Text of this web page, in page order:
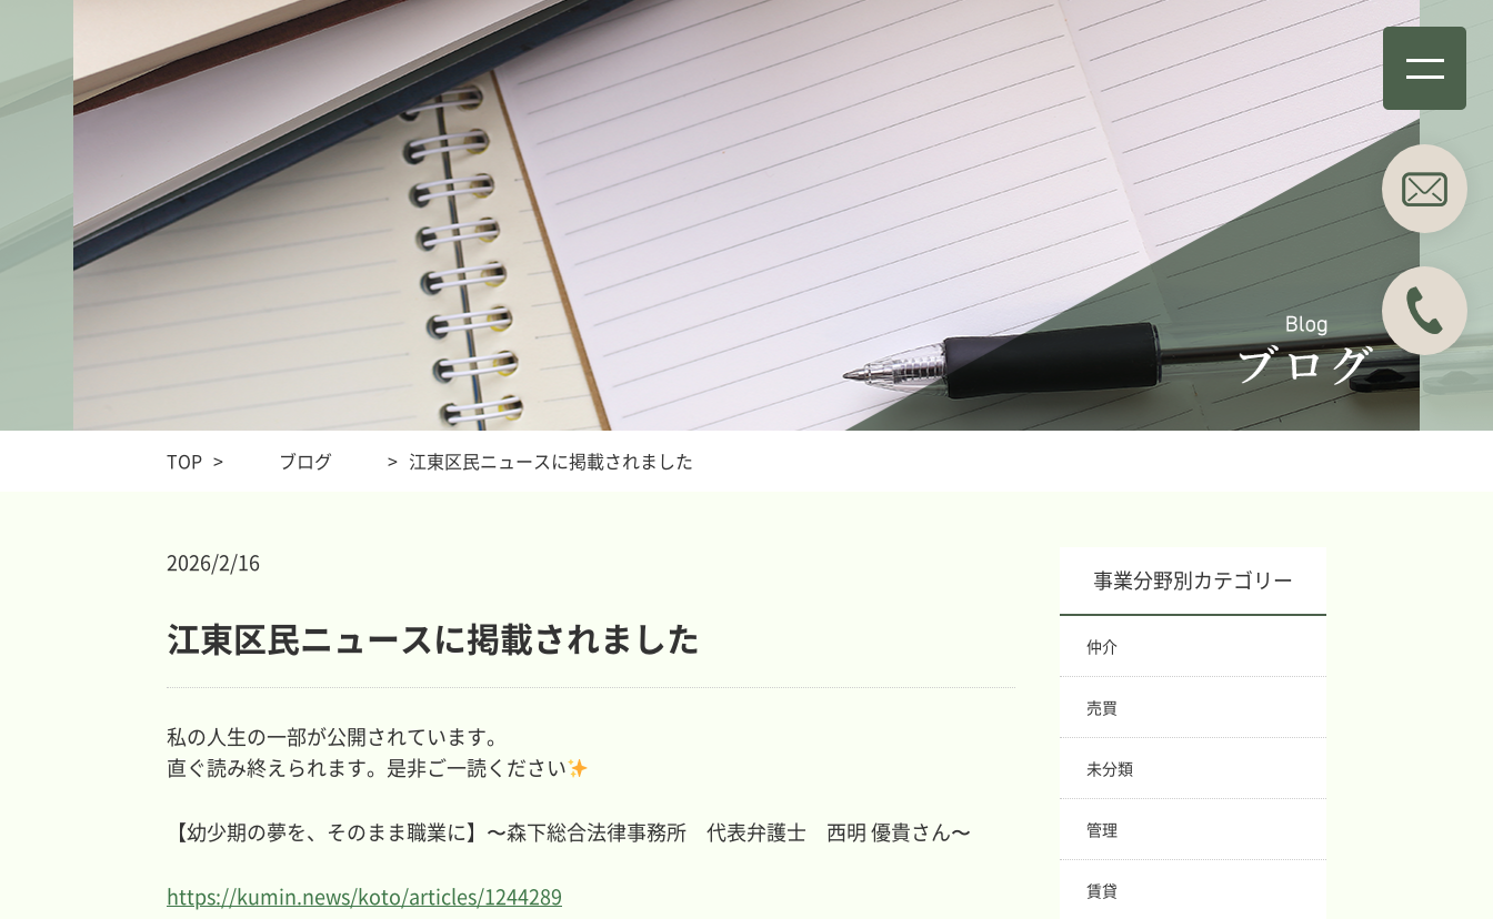
事務所概要
事例紹介
Case studies
ブログ
業務分野
TOP > ブログ > 江東区民ニュースに掲載されました
2026/2/16
江東区民ニュースに掲載されました
私の人生の一部が公開されています。
直ぐ読み終えられます。是非ご一読ください
【幼少期の夢を、そのまま職業に】〜森下総合法律事務所 代表弁護士 西明 優貴さん〜
https://kumin.news/koto/articles/1244289
事業分野別カテゴリー
仲介
売買
未分類
管理
賃貸